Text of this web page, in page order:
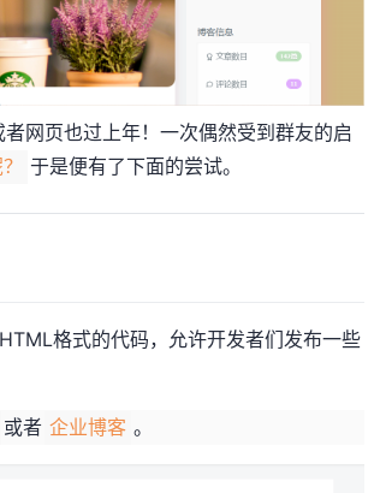
网页也过上年！一次偶然受到群友的启
于是便有了下面的尝试。
格式的代码，允许开发者们发布一些
或者 企业博客 。